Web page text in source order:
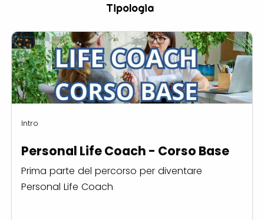
Tipologia
Intro
Personal Life Coach - Corso Base
Prima parte del percorso per diventare
Personal Life Coach